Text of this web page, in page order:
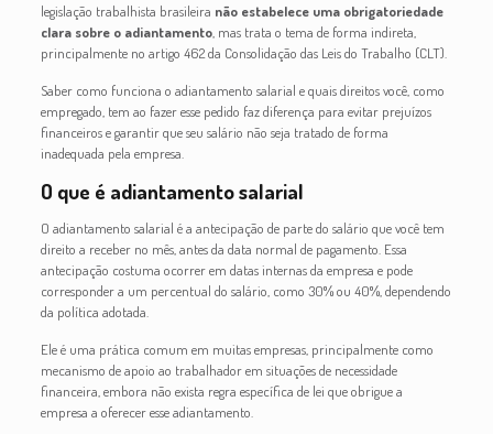
legislação trabalhista brasileira não estabelece uma obrigatoriedade
clara sobre o adiantamento , mas trata o tema de forma indireta,
principalmente no artigo 462 da Consolidação das Leis do Trabalho (CLT).
Saber como funciona o adiantamento salarial e quais direitos você, como
empregado, tem ao fazer esse pedido faz diferença para evitar prejuízos
financeiros e garantir que seu salário não seja tratado de forma
inadequada pela empresa.
O que é adiantamento salarial
O adiantamento salarial é a antecipação de parte do salário que você tem
direito a receber no mês, antes da data normal de pagamento. Essa
antecipação costuma ocorrer em datas internas da empresa e pode
corresponder a um percentual do salário, como 30% ou 40%, dependendo
da política adotada.
Ele é uma prática comum em muitas empresas, principalmente como
mecanismo de apoio ao trabalhador em situações de necessidade
financeira, embora não exista regra específica de lei que obrigue a
empresa a oferecer esse adiantamento.